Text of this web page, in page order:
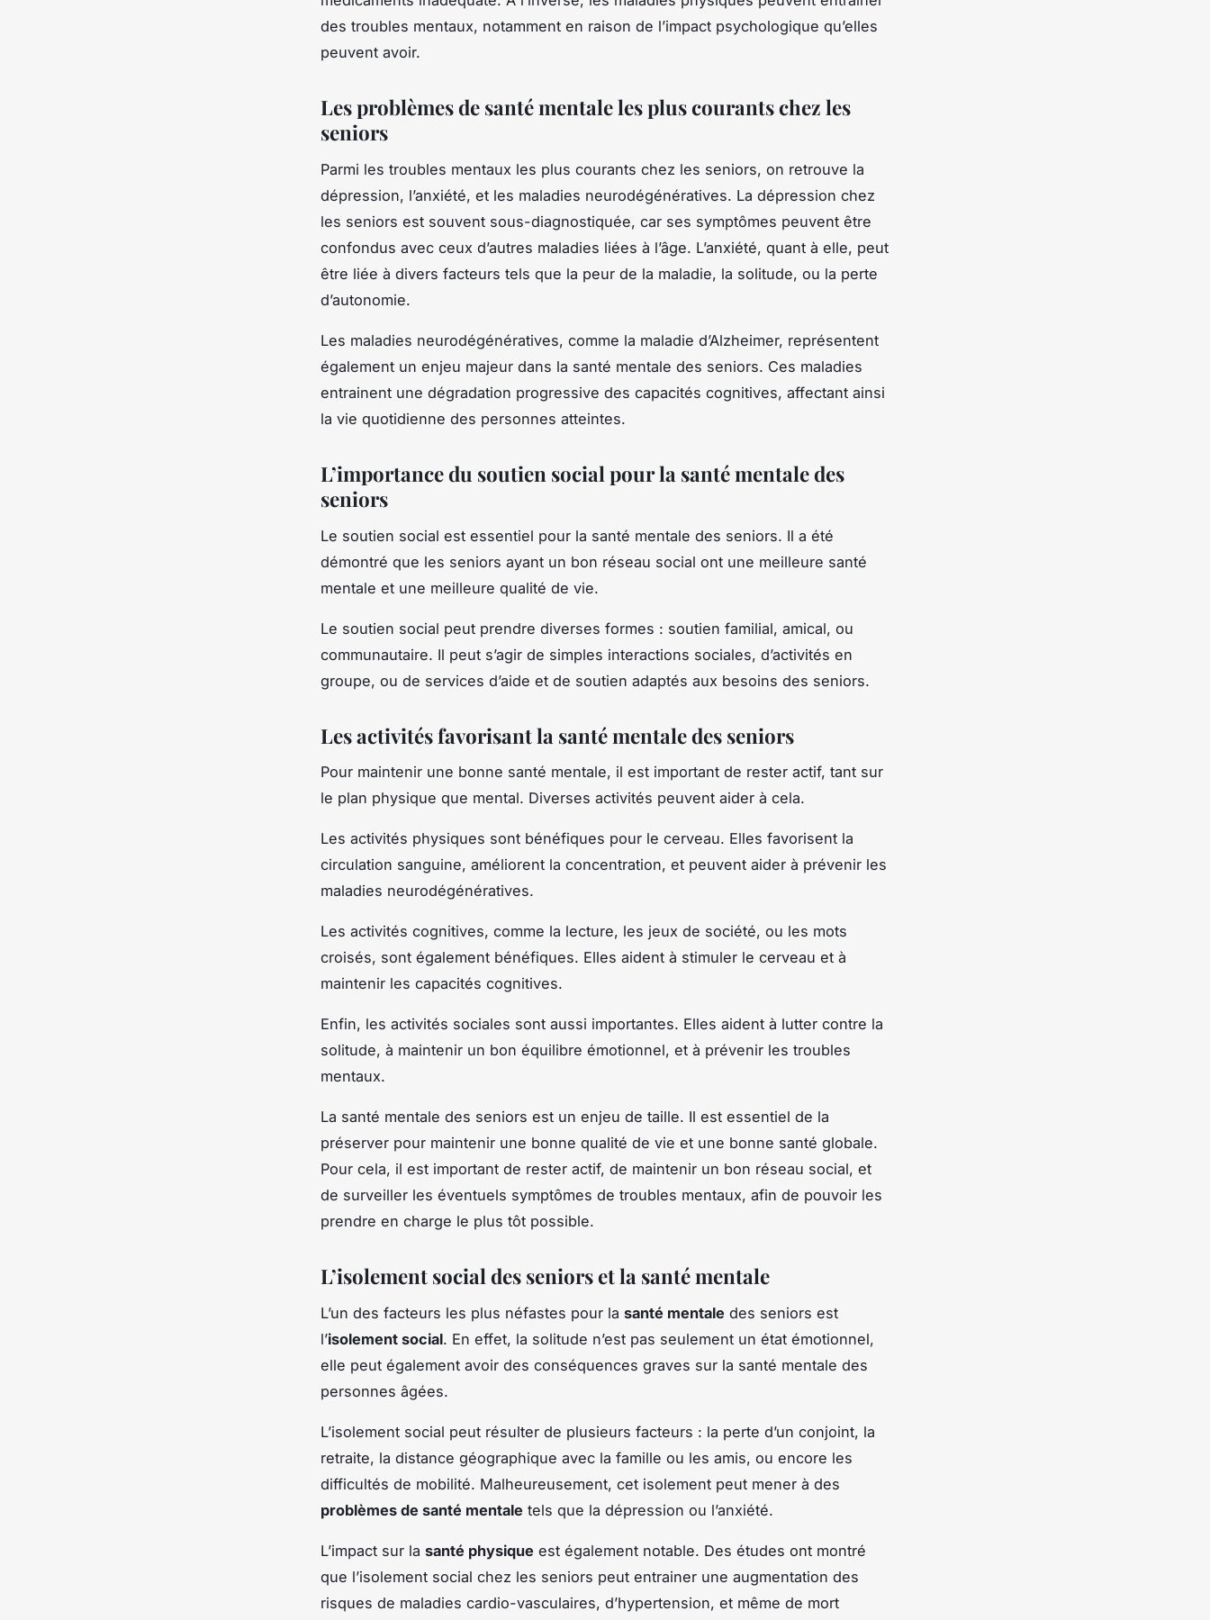
des troubles mentaux, notamment en raison de l’impact psychologique qu’elles
peuvent avoir.
Les problèmes de santé mentale les plus courants chez les
seniors
Parmi les troubles mentaux les plus courants chez les seniors, on retrouve la
dépression, l’anxiété, et les maladies neurodégénératives. La dépression chez
les seniors est souvent sous-diagnostiquée, car ses symptômes peuvent être
confondus avec ceux d’autres maladies liées à l’âge. L’anxiété, quant à elle, peut
être liée à divers facteurs tels que la peur de la maladie, la solitude, ou la perte
d’autonomie.
Les maladies neurodégénératives, comme la maladie d’Alzheimer, représentent
également un enjeu majeur dans la santé mentale des seniors. Ces maladies
entrainent une dégradation progressive des capacités cognitives, affectant ainsi
la vie quotidienne des personnes atteintes.
L’importance du soutien social pour la santé mentale des
seniors
Le soutien social est essentiel pour la santé mentale des seniors. Il a été
démontré que les seniors ayant un bon réseau social ont une meilleure santé
mentale et une meilleure qualité de vie.
Le soutien social peut prendre diverses formes : soutien familial, amical, ou
communautaire. Il peut s’agir de simples interactions sociales, d’activités en
groupe, ou de services d’aide et de soutien adaptés aux besoins des seniors.
Les activités favorisant la santé mentale des seniors
Pour maintenir une bonne santé mentale, il est important de rester actif, tant sur
le plan physique que mental. Diverses activités peuvent aider à cela.
Les activités physiques sont bénéfiques pour le cerveau. Elles favorisent la
circulation sanguine, améliorent la concentration, et peuvent aider à prévenir les
maladies neurodégénératives.
Les activités cognitives, comme la lecture, les jeux de société, ou les mots
croisés, sont également bénéfiques. Elles aident à stimuler le cerveau et à
maintenir les capacités cognitives.
Enfin, les activités sociales sont aussi importantes. Elles aident à lutter contre la
solitude, à maintenir un bon équilibre émotionnel, et à prévenir les troubles
mentaux.
La santé mentale des seniors est un enjeu de taille. Il est essentiel de la
préserver pour maintenir une bonne qualité de vie et une bonne santé globale.
Pour cela, il est important de rester actif, de maintenir un bon réseau social, et
de surveiller les éventuels symptômes de troubles mentaux, afin de pouvoir les
prendre en charge le plus tôt possible.
L’isolement social des seniors et la santé mentale
L’un des facteurs les plus néfastes pour la santé mentale des seniors est
l’isolement social. En effet, la solitude n’est pas seulement un état émotionnel,
elle peut également avoir des conséquences graves sur la santé mentale des
personnes âgées.
L’isolement social peut résulter de plusieurs facteurs : la perte d’un conjoint, la
retraite, la distance géographique avec la famille ou les amis, ou encore les
difficultés de mobilité. Malheureusement, cet isolement peut mener à des
problèmes de santé mentale tels que la dépression ou l’anxiété.
L’impact sur la santé physique est également notable. Des études ont montré
que l’isolement social chez les seniors peut entrainer une augmentation des
risques de maladies cardio-vasculaires, d’hypertension, et même de mort